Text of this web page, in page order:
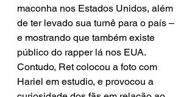
maconha nos Estados Unidos, além
de ter levado sua turnê para o país –
e mostrando que também existe
público do rapper lá nos EUA.
Contudo, Ret colocou a foto com
Hariel em estudio, e provocou a